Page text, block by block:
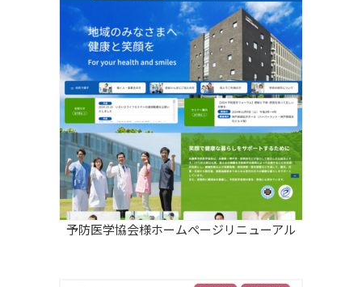
予防医学協会様ホームぺージリニューアル